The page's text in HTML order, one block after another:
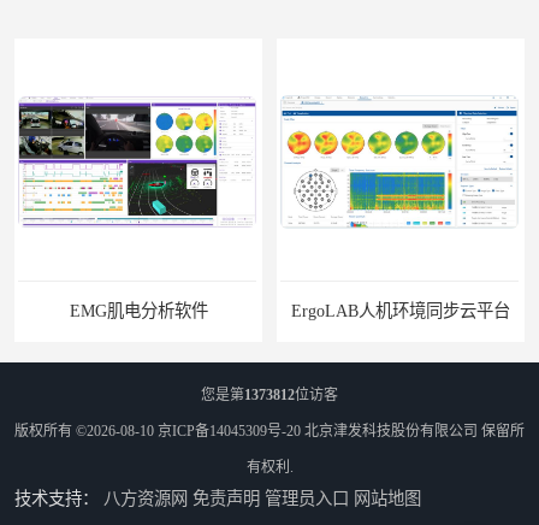
EMG肌电分析软件 ErgoLAB人机环境同步云平台
您是第1373812位访客
版权所有 ©2026-08-10 京ICP备14045309号-20 北京津发科技股份有限公司 保留所
有权利.
技术支持： 八方资源网 免责声明 管理员入口 网站地图